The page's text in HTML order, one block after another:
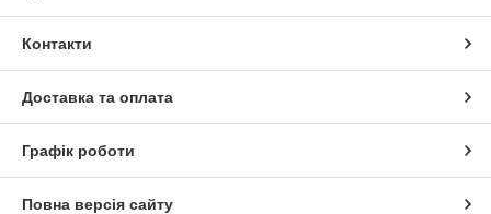
Контакти
Доставка та оплата
Графік роботи
Повна версія сайту